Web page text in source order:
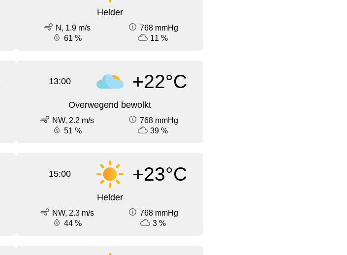
Helder
N, 1.9 m/s
768 mmHg
61 %
11 %
13:00 +22°C
Overwegend bewolkt
NW, 2.2 m/s
768 mmHg
51 %
39 %
15:00 +23°C
Helder
NW, 2.3 m/s
768 mmHg
44 %
3 %